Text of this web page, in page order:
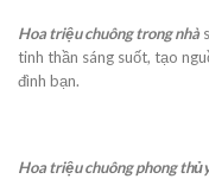
Hoa triệu chuông trong nhà
tinh thần sáng suốt, tạo
đình bạn.
Hoa triệu chuông phong